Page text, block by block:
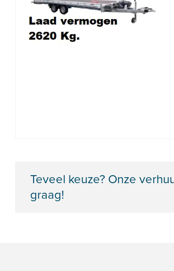
Teveel keuze? Onze
graag!